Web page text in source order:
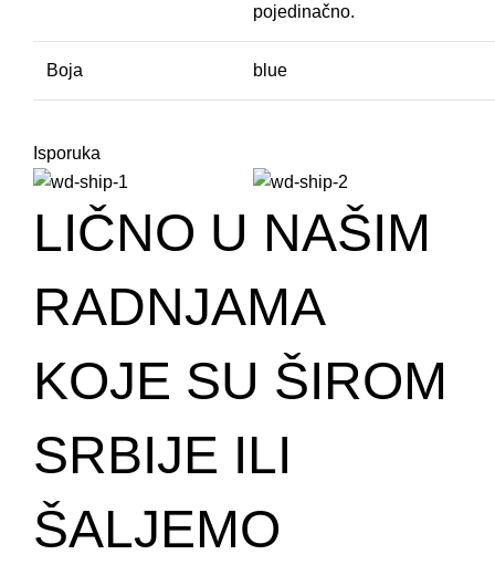
pojedinačno.
Boja blue
Isporuka
LIČNO U NAŠIM
RADNJAMA
KOJE SU ŠIROM
SRBIJE ILI
ŠALJEMO